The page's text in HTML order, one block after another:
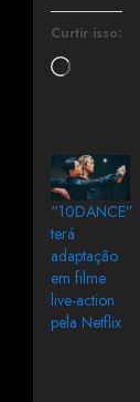
Curtir isso:
“10DANCE”
terá
adaptação
em filme
live-action
pela Netflix